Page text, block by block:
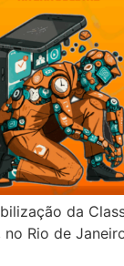
da
Rio de